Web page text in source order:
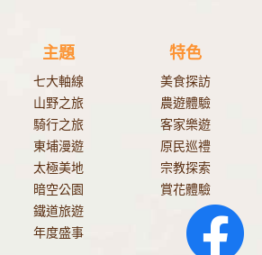
主題
七大軸線
山野之旅
騎行之旅
東埔漫遊
太極美地
暗空公園
鐵道旅遊
年度盛事
特色
美食探訪
農遊體驗
客家樂遊
原民巡禮
宗教探索
賞花體驗